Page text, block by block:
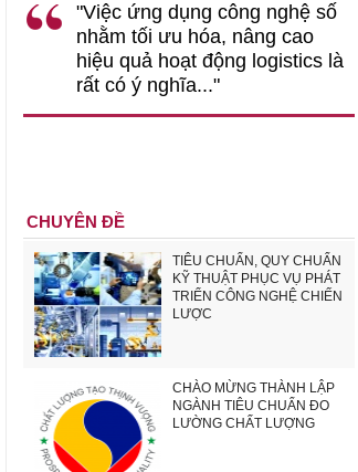
"Việc ứng dụng công nghệ số
nhằm tối ưu hóa, nâng cao
hiệu quả hoạt động logistics là
rất có ý nghĩa..."
CHUYÊN ĐỀ
TIÊU CHUẨN, QUY CHUẨN
KỸ THUẬT PHỤC VỤ PHÁT
TRIỂN CÔNG NGHỆ CHIẾN
LƯỢC
CHÀO MỪNG THÀNH LẬP
NGÀNH TIÊU CHUẨN ĐO
LƯỜNG CHẤT LƯỢNG